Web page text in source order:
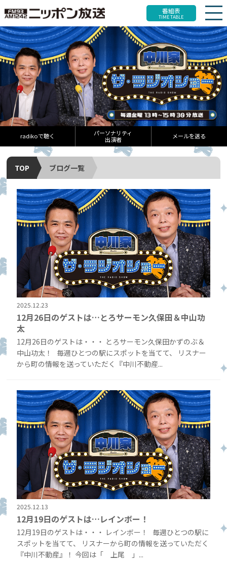
番組表
TIME TABLE
radikoで聴く
パーソナリティ
出演者
メールを送る
TOP ブログ一覧
2025.12.23
12月26日のゲストは…とろサーモン久保田＆中山功
太
12月26日のゲストは・・・ とろサーモン久保田かずのぶ＆
中山功太！ 毎週ひとつの駅にスポットを当てて、 リスナー
から町の情報を送っていただく『中川不動産...
2025.12.13
12月19日のゲストは…レインボー！
12月19日のゲストは・・・ レインボー！ 毎週ひとつの駅に
スポットを当てて、 リスナーから町の情報を送っていただく
『中川不動産』！ 今回は「 上尾 」...